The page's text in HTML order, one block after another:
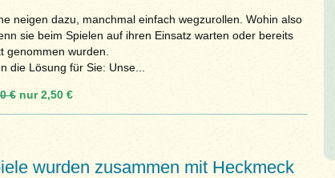
neigen dazu, manchmal einfach wegzurollen. Wohin also
sie beim Spielen auf ihren Einsatz warten oder bereits
genommen wurden.
die Lösung für Sie: Unse...
€nur2,50 €
wurden zusammen mit Heckmeck